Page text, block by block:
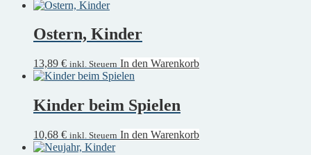
Ostern, Kinder
13,89 € inkl. Steuern In den Warenkorb
Kinder beim Spielen
10,68 € inkl. Steuern In den Warenkorb